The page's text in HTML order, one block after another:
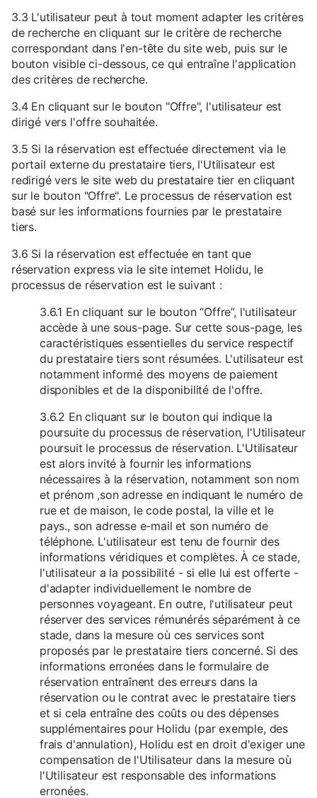
3.3 L'utilisateur peut à tout moment adapter les critères
de recherche en cliquant sur le critère de recherche
correspondant dans l'en-tête du site web, puis sur le
bouton visible ci-dessous, ce qui entraîne l'application
des critères de recherche.
3.4 En cliquant sur le bouton "Offre", l'utilisateur est
dirigé vers l'offre souhaitée.
3.5 Si la réservation est effectuée directement via le
portail externe du prestataire tiers, l'Utilisateur est
redirigé vers le site web du prestataire tier en cliquant
sur le bouton "Offre". Le processus de réservation est
basé sur les informations fournies par le prestataire
tiers.
3.6 Si la réservation est effectuée en tant que
réservation express via le site internet Holidu, le
processus de réservation est le suivant :
3.6.1 En cliquant sur le bouton “Offre”, l'utilisateur
accède à une sous-page. Sur cette sous-page, les
caractéristiques essentielles du service respectif
du prestataire tiers sont résumées. L'utilisateur est
notamment informé des moyens de paiement
disponibles et de la disponibilité de l'offre.
3.6.2 En cliquant sur le bouton qui indique la
poursuite du processus de réservation, l'Utilisateur
poursuit le processus de réservation. L'Utilisateur
est alors invité à fournir les informations
nécessaires à la réservation, notamment son nom
et prénom ,son adresse en indiquant le numéro de
rue et de maison, le code postal, la ville et le
pays., son adresse e-mail et son numéro de
téléphone. L'utilisateur est tenu de fournir des
informations véridiques et complètes. À ce stade,
l'utilisateur a la possibilité - si elle lui est offerte -
d'adapter individuellement le nombre de
personnes voyageant. En outre, l'utilisateur peut
réserver des services rémunérés séparément à ce
stade, dans la mesure où ces services sont
proposés par le prestataire tiers concerné. Si des
informations erronées dans le formulaire de
réservation entraînent des erreurs dans la
réservation ou le contrat avec le prestataire tiers
et si cela entraîne des coûts ou des dépenses
supplémentaires pour Holidu (par exemple, des
frais d'annulation), Holidu est en droit d'exiger une
compensation de l'Utilisateur dans la mesure où
l'Utilisateur est responsable des informations
erronées.